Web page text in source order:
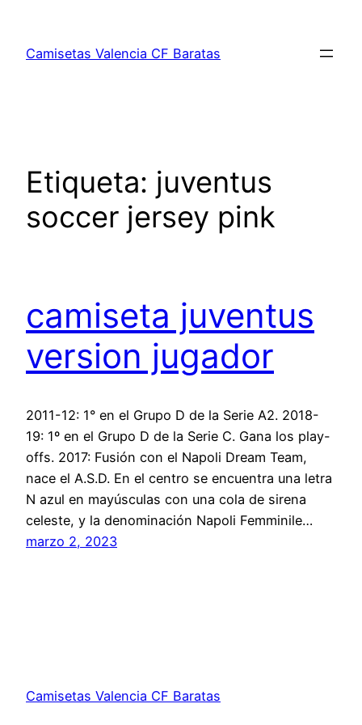
contenido
Camisetas Valencia CF Baratas
Etiqueta: juventus
soccer jersey pink
camiseta juventus
version jugador
2011-12: 1° en el Grupo D de la Serie A2. 2018-
19: 1º en el Grupo D de la Serie C. Gana los play-
offs. 2017: Fusión con el Napoli Dream Team,
nace el A.S.D. En el centro se encuentra una letra
N azul en mayúsculas con una cola de sirena
celeste, y la denominación Napoli Femminile…
marzo 2, 2023
Camisetas Valencia CF Baratas